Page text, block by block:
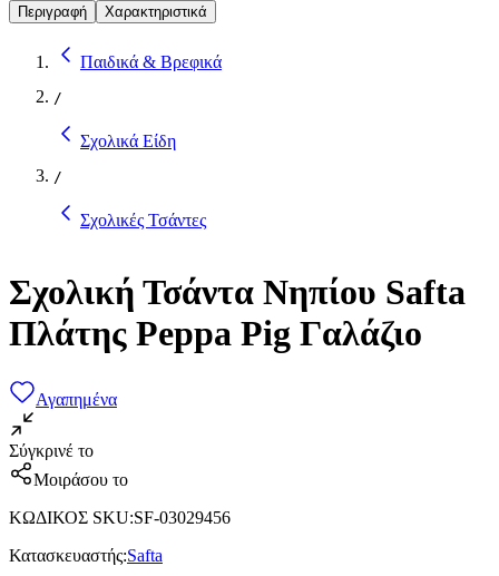
Περιγραφή Χαρακτηριστικά
Παιδικά & Βρεφικά
/
Σχολικά Είδη
/
Σχολικές Τσάντες
Σχολική Τσάντα Νηπίου Safta
Πλάτης Peppa Pig Γαλάζιο
Αγαπημένα
Σύγκρινέ το
Μοιράσου το
ΚΩΔΙΚΟΣ SKU:SF-03029456
Κατασκευαστής:Safta